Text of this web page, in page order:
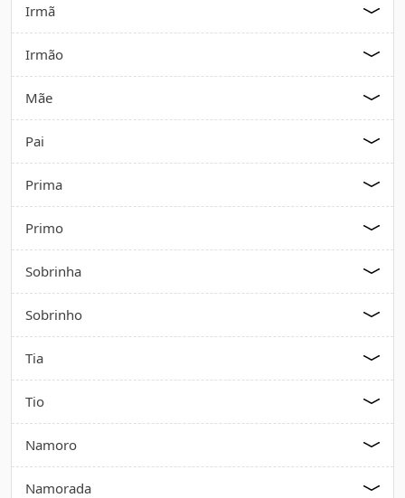
Irmã
Irmão
Mãe
Pai
Prima
Primo
Sobrinha
Sobrinho
Tia
Tio
Namoro
Namorada